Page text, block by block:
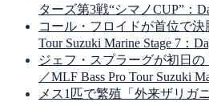
ターズ第3戦“シマノCUP”：
コール・フロイドが首位で決
Tour Suzuki Marine Stage 7：
ジェフ・スプラーグが初日
／MLF Bass Pro Tour Suzuki
メス1匹で繁殖「外来ザリガ